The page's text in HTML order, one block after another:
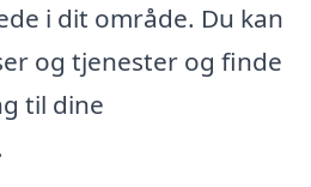
i dit område. Du kan
og tjenester og finde
til dine